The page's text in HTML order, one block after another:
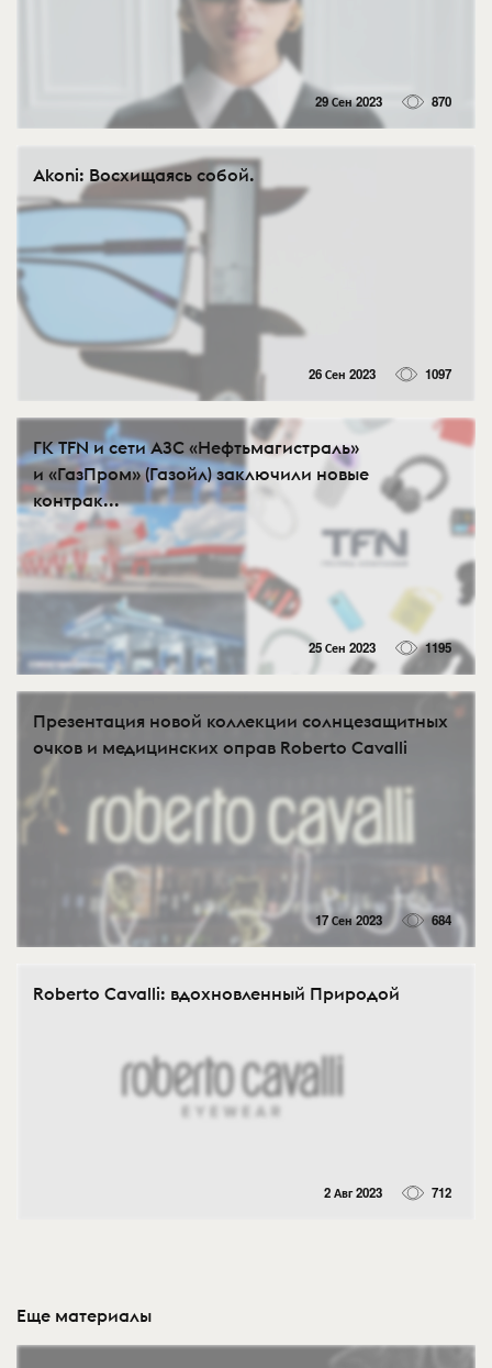
29 Сен 2023 870
Akoni: Восхищаясь собой.
26 Сен 2023 1097
ГК TFN и сети АЗС «Нефтьмагистраль»
и «ГазПром» (Газойл) заключили новые
контрак...
25 Сен 2023 1195
Презентация новой коллекции солнцезащитных
очков и медицинских оправ Roberto Cavalli
17 Сен 2023 684
Roberto Cavalli: вдохновленный Природой
2 Авг 2023 712
Еще материалы